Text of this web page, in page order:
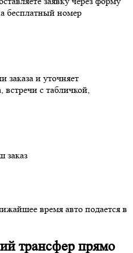
бесплатный номер
заказа и уточняет
встречи с табличкой,
заказ
время авто подается в
трансфер прямо